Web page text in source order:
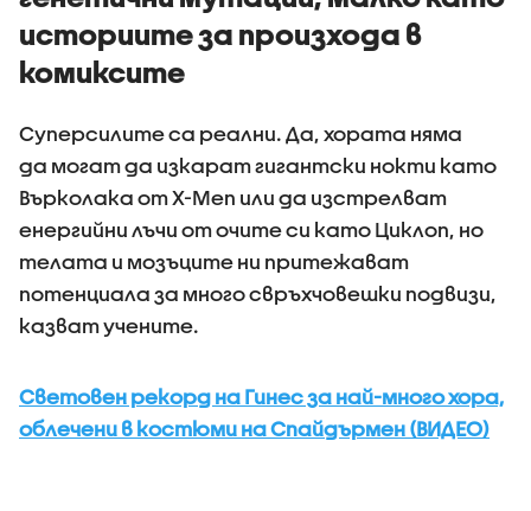
историите за произхода в
комиксите
Суперсилите са реални. Да, хората няма
да могат да изкарат гигантски нокти като
Върколака от X-Men или да изстрелват
енергийни лъчи от очите си като Циклоп, но
телата и мозъците ни притежават
потенциала за много свръхчовешки подвизи,
казват учените.
Световен рекорд на Гинес за най-много хора,
облечени в костюми на Спайдърмен (ВИДЕО)